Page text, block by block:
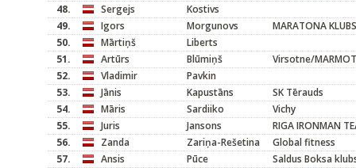
48.
Sergejs
Kostivs
49.
Igors Morgunovs
MARATONA KLUBS
50.
Mārtiņš
Liberts
51.
Artūrs Blūmiņš
Virsotne/MARMOT
52.
Vladimir
Pavkin
53.
Jānis Kapustāns
SK Tērauds
54.
Māris Sardiiko
Vichy
55.
Juris Jansons
RIGA IRONMAN
56.
Zanda Zariņa-Rešetina
Global fitness
57.
Ansis Pūce
Saldus Boksa